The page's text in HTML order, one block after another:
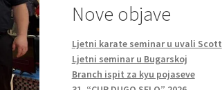
Nove objave
Ljetni karate seminar u uvali Scott
Ljetni seminar u Bugarskoj
Branch ispit za kyu pojaseve